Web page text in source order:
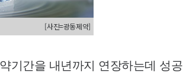
[사진=광동제약]
기간을 내년까지 연장하는데 성공